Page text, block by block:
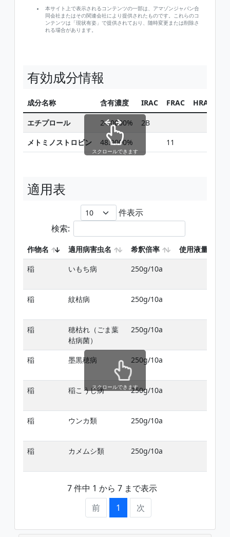
本サイト上で表示されるコンテンツの一部は、アマゾンジャパン合
同会社またはその関連会社により提供されたものです。これらのコ
ンテンツは「現状有姿」で提供されており、随時変更または削除さ
れる場合があります。
有効成分情報
成分名称 含有濃度 IRAC FRAC HRAC
エチプロール 24.0000%
2B
メトミノストロビン
48.0000% 11
スクロールできます
適用表
件表示
検索:
作物名 適用病害虫名 希釈倍率 使用液量
稲
いもち病 250g/10a
稲
紋枯病 250g/10a
稲
穂枯れ（ごま葉
枯病菌）
250g/10a
稲
墨黒穂病 250g/10a
稲
稲こうじ病 250g/10a
稲
ウンカ類 250g/10a
稲
カメムシ類 250g/10a
7 件中 1 から 7 まで表示
前
1 次
スクロールできます